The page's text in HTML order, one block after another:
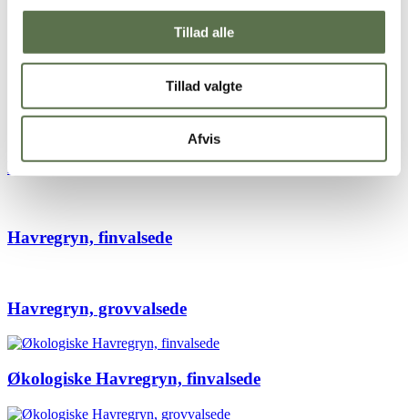
Tillad alle
Tillad valgte
Afvis
Proteinboller
Havregryn, finvalsede
Havregryn, grovvalsede
Økologiske Havregryn, finvalsede